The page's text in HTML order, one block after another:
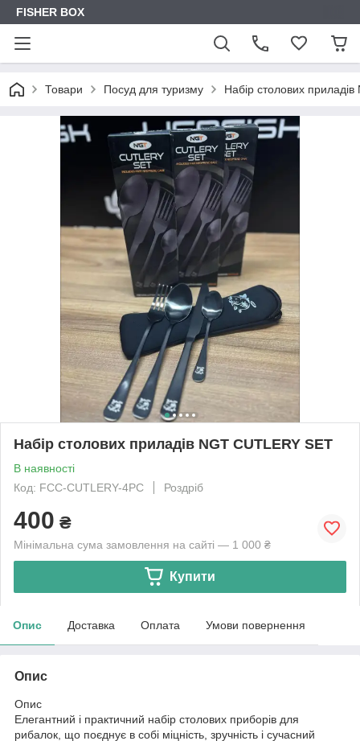
FISHER BOX
Товари Посуд для туризму Набір столових
Набір столових приладів NGT CUTLERY SET
В наявності
Код: FCC-CUTLERY-4PC
Роздріб
400 ₴
Мінімальна сума замовлення на сайті — 1 000 ₴
Купити
Опис Доставка Оплата Умови повернення
Опис
Опис
Елегантний і практичний набір столових приборів для
рибалок, що поєднує в собі міцність, зручність і сучасний